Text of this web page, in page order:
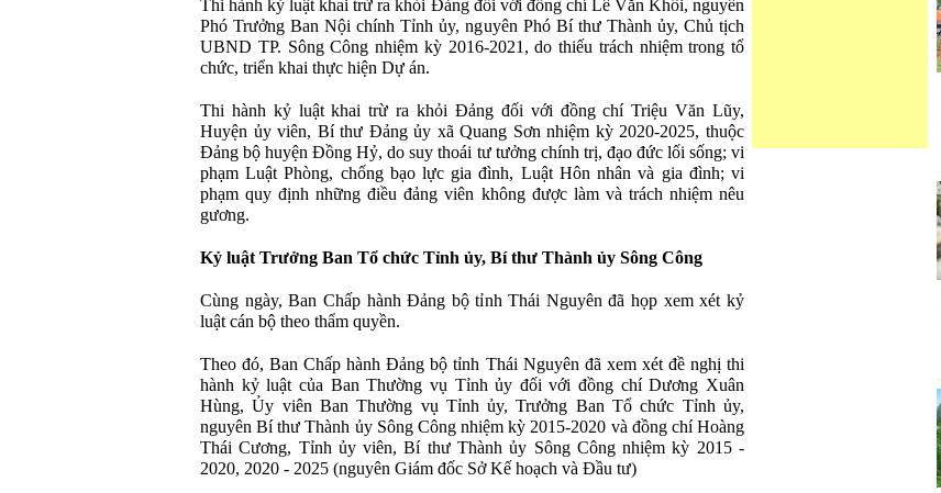
Thi hành kỷ luật khai trừ ra khỏi Đảng đối với đồng chí Lê Văn Khôi, nguyên
Phó Trưởng Ban Nội chính Tỉnh ủy, nguyên Phó Bí thư Thành ủy, Chủ tịch
UBND TP. Sông Công nhiệm kỳ 2016-2021, do thiếu trách nhiệm trong tổ
chức, triển khai thực hiện Dự án.
Thi hành kỷ luật khai trừ ra khỏi Đảng đối với đồng chí Triệu Văn Lũy,
Huyện ủy viên, Bí thư Đảng ủy xã Quang Sơn nhiệm kỳ 2020-2025, thuộc
Đảng bộ huyện Đồng Hỷ, do suy thoái tư tưởng chính trị, đạo đức lối sống; vi
phạm Luật Phòng, chống bạo lực gia đình, Luật Hôn nhân và gia đình; vi
phạm quy định những điều đảng viên không được làm và trách nhiệm nêu
gương.
Kỷ luật Trưởng Ban Tổ chức Tỉnh ủy, Bí thư Thành ủy Sông Công
Cùng ngày, Ban Chấp hành Đảng bộ tỉnh Thái Nguyên đã họp xem xét kỷ
luật cán bộ theo thẩm quyền.
Theo đó, Ban Chấp hành Đảng bộ tỉnh Thái Nguyên đã xem xét đề nghị thi
hành kỷ luật của Ban Thường vụ Tỉnh ủy đối với đồng chí Dương Xuân
Hùng, Ủy viên Ban Thường vụ Tỉnh ủy, Trưởng Ban Tổ chức Tỉnh ủy,
nguyên Bí thư Thành ủy Sông Công nhiệm kỳ 2015-2020 và đồng chí Hoàng
Thái Cương, Tỉnh ủy viên, Bí thư Thành ủy Sông Công nhiệm kỳ 2015 -
2020, 2020 - 2025 (nguyên Giám đốc Sở Kế hoạch và Đầu tư)